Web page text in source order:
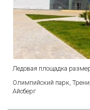
Ледовая площадка
Олимпийский парк,
Айсберг